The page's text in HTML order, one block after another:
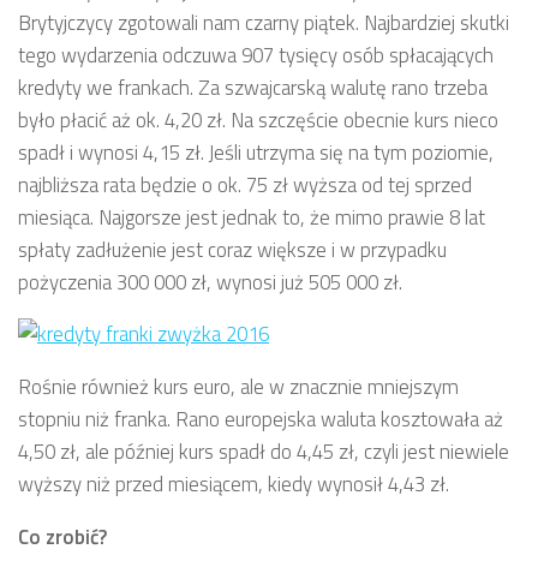
Brytyjczycy zgotowali nam czarny piątek. Najbardziej skutki
tego wydarzenia odczuwa 907 tysięcy osób spłacających
kredyty we frankach. Za szwajcarską walutę rano trzeba
było płacić aż ok. 4,20 zł. Na szczęście obecnie kurs nieco
spadł i wynosi 4,15 zł. Jeśli utrzyma się na tym poziomie,
najbliższa rata będzie o ok. 75 zł wyższa od tej sprzed
miesiąca. Najgorsze jest jednak to, że mimo prawie 8 lat
spłaty zadłużenie jest coraz większe i w przypadku
pożyczenia 300 000 zł, wynosi już 505 000 zł.
Rośnie również kurs euro, ale w znacznie mniejszym
stopniu niż franka. Rano europejska waluta kosztowała aż
4,50 zł, ale później kurs spadł do 4,45 zł, czyli jest niewiele
wyższy niż przed miesiącem, kiedy wynosił 4,43 zł.
Co zrobić?